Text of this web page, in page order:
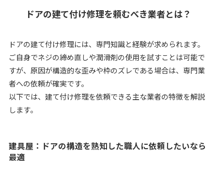
ドアの建て付け修理を頼むべき業者とは？
ドアの建て付け修理には、専門知識と経験が求められます。
ご自身でネジの締め直しや潤滑剤の使用を試すことは可能で
すが、原因が構造的な歪みや枠のズレである場合は、専門業
者への依頼が確実です。
以下では、建て付け修理を依頼できる主な業者の特徴を解説
します。
建具屋：ドアの構造を熟知した職人に依頼したいなら
最適